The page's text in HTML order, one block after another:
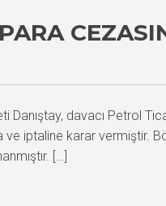
Danıştay, davacı Petrol
iptaline karar vermiştir.
[…]